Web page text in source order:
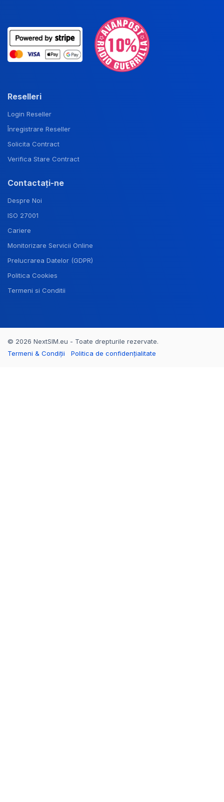
Reselleri
Login Reseller
Înregistrare Reseller
Solicita Contract
Verifica Stare Contract
Contactați-ne
Despre Noi
ISO 27001
Cariere
Monitorizare Servicii Online
Prelucrarea Datelor (GDPR)
Politica Cookies
Termeni si Conditii
© 2026 NextSIM.eu - Toate drepturile rezervate.
Termeni & Condiții
Politica de confidențialitate